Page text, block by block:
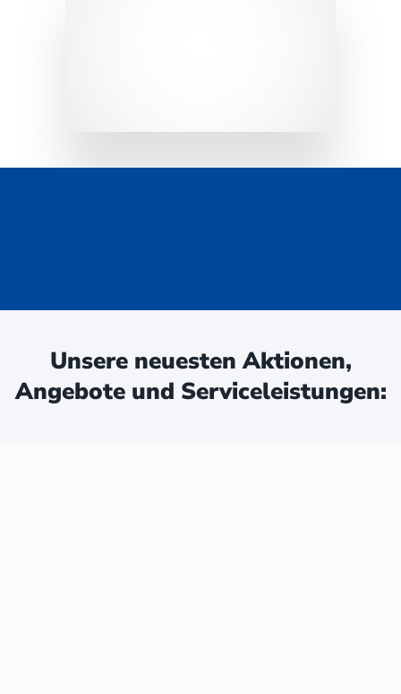
Unsere neuesten Aktionen,
Angebote und Serviceleistungen: